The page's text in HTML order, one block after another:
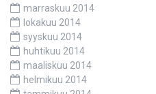
marraskuu 2014
lokakuu 2014
syyskuu 2014
huhtikuu 2014
maaliskuu 2014
helmikuu 2014